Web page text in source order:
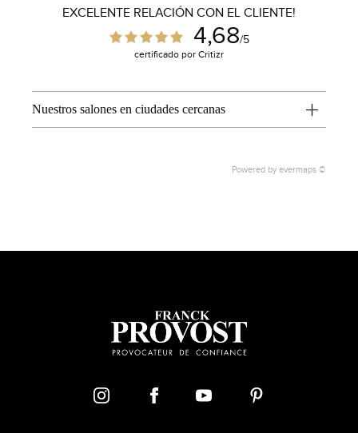
EXCELENTE RELACIÓN CON EL CLIENTE!
4,68/5
certificado por Critizr
Nuestros salones en ciudades cercanas
Powered by evermaps ©